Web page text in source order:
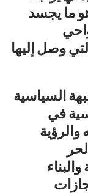
ما يجسد
وصل إليها
السياسية
في
والرؤية